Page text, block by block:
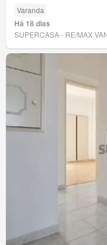
Varanda
Há 18 dias
SUPERCASA - RE/MAX